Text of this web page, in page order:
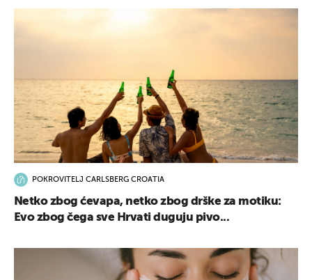
POKROVITELJ CARLSBERG CROATIA
Netko zbog ćevapa, netko zbog drške za motiku:
Evo zbog čega sve Hrvati duguju pivo...